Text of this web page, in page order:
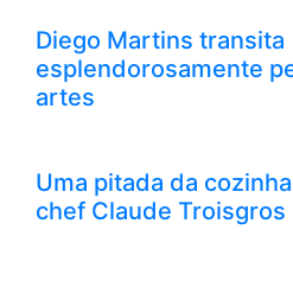
Diego Martins transita
esplendorosamente
artes
Uma pitada da
chef Claude Troisgros